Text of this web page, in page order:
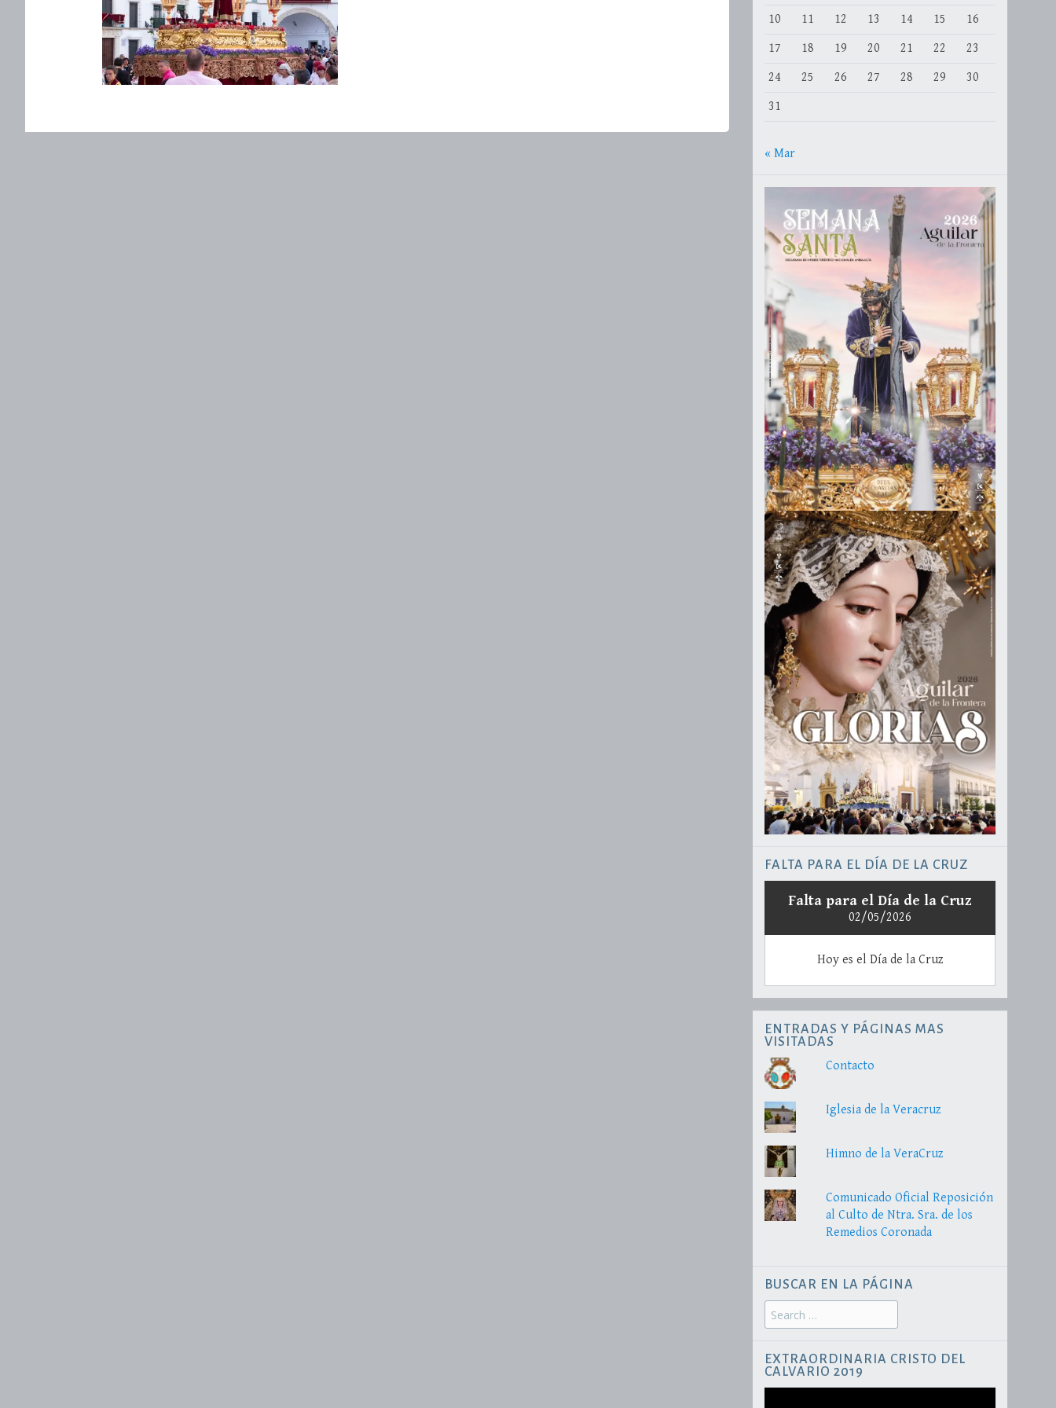
10
11 12 13 14 15
16
17
18 19 20 21 22
23
24
25 26 27 28 29
30
31
« Mar
FALTA PARA EL DÍA DE LA CRUZ
Falta para el Día de la Cruz
02/05/2026
Hoy es el Día de la Cruz
ENTRADAS Y PÁGINAS MAS
VISITADAS
Contacto
Iglesia de la Veracruz
Himno de la VeraCruz
Comunicado Oficial Reposición
al Culto de Ntra. Sra. de los
Remedios Coronada
BUSCAR EN LA PÁGINA
Search
for:
EXTRAORDINARIA CRISTO DEL
CALVARIO 2019